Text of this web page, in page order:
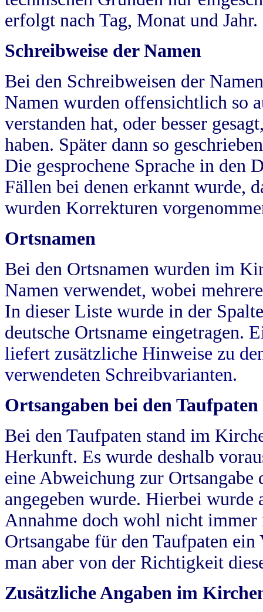
erfolgt nach Tag, Monat und Jahr.
Schreibweise der Namen
Bei den Schreibweisen der
Namen wurden offensichtlich so
verstanden hat, oder besser
haben. Später dann so
Die gesprochene Sprache in
Fällen bei denen erkannt wurde,
wurden Korrekturen
Ortsnamen
Bei den Ortsnamen wurden im
Namen verwendet, wobei
In dieser Liste wurde in der
deutsche Ortsname eingetragen.
liefert zusätzliche Hinweise zu
verwendeten Schreibvarianten.
Ortsangaben bei den Taufpaten
Bei den Taufpaten stand im
Herkunft. Es wurde deshalb
eine Abweichung zur
angegeben wurde. Hierbei wurde
Annahme doch wohl nicht
Ortsangabe für den Taufpaten
man aber von der Richtigkeit
Zusätzliche Angaben im